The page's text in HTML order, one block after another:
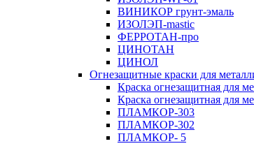
ВИНИКОР грунт-эмаль
ИЗОЛЭП-mastic
ФЕРРОТАН-про
ЦИНОТАН
ЦИНОЛ
Огнезащитные краски для
Краска огнезащитная для
Краска огнезащитная для
ПЛАМКОР-303
ПЛАМКОР-302
ПЛАМКОР- 5